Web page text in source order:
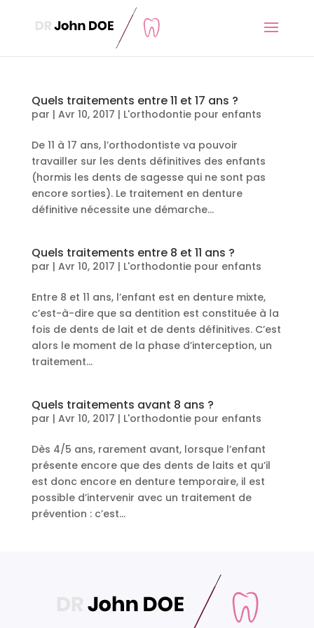
Quels traitements entre 11 et 17 ans ?
par | Avr 10, 2017 | L'orthodontie pour enfants
De 11 à 17 ans, l’orthodontiste va pouvoir
travailler sur les dents définitives des enfants
(hormis les dents de sagesse qui ne sont pas
encore sorties). Le traitement en denture
définitive nécessite une démarche...
Quels traitements entre 8 et 11 ans ?
par | Avr 10, 2017 | L'orthodontie pour enfants
Entre 8 et 11 ans, l’enfant est en denture mixte,
c’est-à-dire que sa dentition est constituée à la
fois de dents de lait et de dents définitives. C’est
alors le moment de la phase d’interception, un
traitement...
Quels traitements avant 8 ans ?
par | Avr 10, 2017 | L'orthodontie pour enfants
Dès 4/5 ans, rarement avant, lorsque l’enfant
présente encore que des dents de laits et qu’il
est donc encore en denture temporaire, il est
possible d’intervenir avec un traitement de
prévention : c’est...